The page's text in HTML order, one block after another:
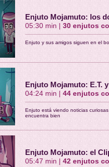
Enjuto Mojamuto: los
05:30 min | 30 enjutos
Enjuto y sus amigos siguen en el
Enjuto Mojamuto: E.T.
04:24 min | 44 enjutos
Enjuto está viendo noticias
encuentra bien
Enjuto Mojamuto: el
05:47 min | 42 enjutos